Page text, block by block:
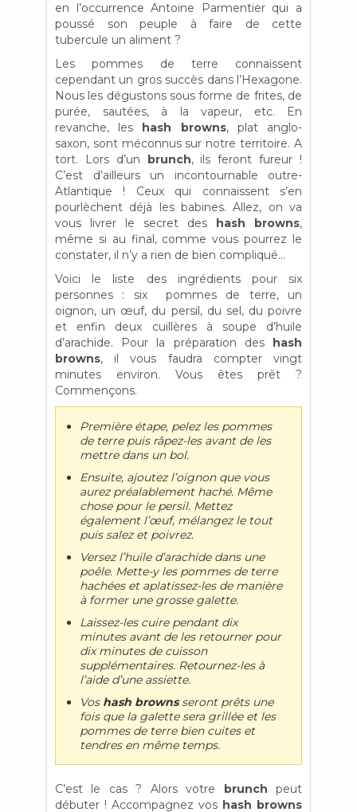
en l’occurrence Antoine Parmentier qui a
poussé son peuple à faire de cette
tubercule un aliment ?
Les pommes de terre connaissent
cependant un gros succès dans l’Hexagone.
Nous les dégustons sous forme de frites, de
purée, sautées, à la vapeur, etc. En
revanche, les hash browns, plat anglo-
saxon, sont méconnus sur notre territoire. A
tort. Lors d’un brunch, ils feront fureur !
C’est d’ailleurs un incontournable outre-
Atlantique ! Ceux qui connaissent s’en
pourlèchent déjà les babines. Allez, on va
vous livrer le secret des hash browns,
même si au final, comme vous pourrez le
constater, il n’y a rien de bien compliqué…
Voici le liste des ingrédients pour six
personnes : six pommes de terre, un
oignon, un œuf, du persil, du sel, du poivre
et enfin deux cuillères à soupe d’huile
d’arachide. Pour la préparation des hash
browns, il vous faudra compter vingt
minutes environ. Vous êtes prêt ?
Commençons.
Première étape, pelez les pommes
de terre puis râpez-les avant de les
mettre dans un bol.
Ensuite, ajoutez l’oignon que vous
aurez préalablement haché. Même
chose pour le persil. Mettez
également l’œuf, mélangez le tout
puis salez et poivrez.
Versez l’huile d’arachide dans une
poêle. Mette-y les pommes de terre
hachées et aplatissez-les de manière
à former une grosse galette.
Laissez-les cuire pendant dix
minutes avant de les retourner pour
dix minutes de cuisson
supplémentaires. Retournez-les à
l’aide d’une assiette.
Vos hash brownsseront prêts une
fois que la galette sera grillée et les
pommes de terre bien cuites et
tendres en même temps.
C’est le cas ? Alors votre brunch peut
débuter ! Accompagnez vos hash browns